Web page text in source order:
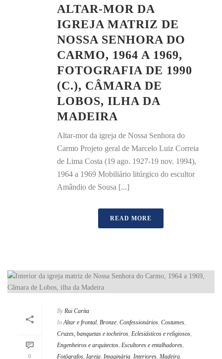
ALTAR-MOR DA
IGREJA MATRIZ DE
NOSSA SENHORA DO
CARMO, 1964 A 1969,
FOTOGRAFIA DE 1990
(C.), CÂMARA DE
LOBOS, ILHA DA
MADEIRA
Altar-mor da igreja de Nossa Senhora do
Carmo Projeto geral de Marcelo Luiz Correia
de Lima Costa (19 ago. 1927-19 nov. 1994),
1964 a 1969 Mobiliário litúrgico do escultor
Amândio de Sousa [...]
READ MORE
0
By Rui Carita
In Altar e frontal, Bronze, Confessionários, Costumes,
Cruzes, banquetas e tocheiros, Eclesiásticos e religiosos,
Engenheiros e arquitectos, Escultores e entalhadores,
Fotógrafos, Igreja, Imaginária, Interiores, Madeira,